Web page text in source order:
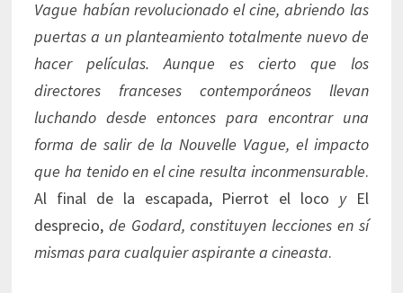
Vague habían revolucionado el cine, abriendo las
puertas a un planteamiento totalmente nuevo de
hacer películas. Aunque es cierto que los
directores franceses contemporáneos llevan
luchando desde entonces para encontrar una
forma de salir de la Nouvelle Vague, el impacto
que ha tenido en el cine resulta inconmensurable.
Al final de la escapada, Pierrot el loco yEl
desprecio,de Godard, constituyen lecciones en sí
mismas para cualquier aspirante a cineasta.